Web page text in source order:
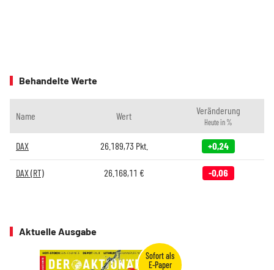
Behandelte Werte
Name Wert Veränderung
Heute in %
DAX 26.189,73 Pkt. +0,24
DAX (RT) 26.168,11 € -0,06
Aktuelle Ausgabe